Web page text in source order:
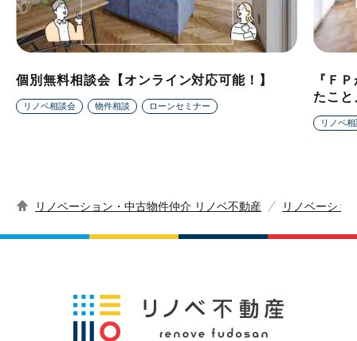
個別無料相談会【オンライン対応可能！】
リノベ相談会 物件相談 ローンセミナー
『Ｆ
たこ
リノベ
リノベーション・中古物件仲介 リノベ不動産 リノベーショ